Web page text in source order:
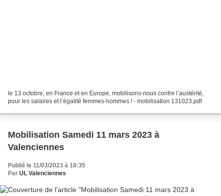
le 13 octobre, en France et en Europe, mobilisons-nous contre l’austérité,
pour les salaires et l’égalité femmes-hommes ! - mobilisation 131023.pdf
Mobilisation Samedi 11 mars 2023 à
Valenciennes
Publié le 11/03/2023 à 18:35
Par UL Valenciennes